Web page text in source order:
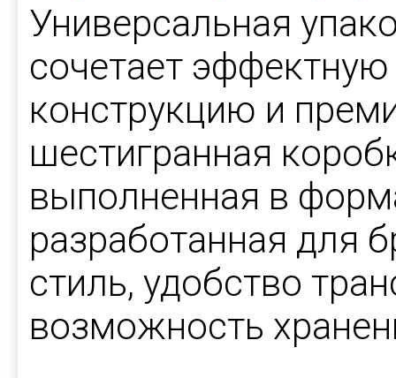
Универсальная
сочетает
конструкцию и
шестигранная
выполненная в
разработанная для
стиль, удобство
возможность